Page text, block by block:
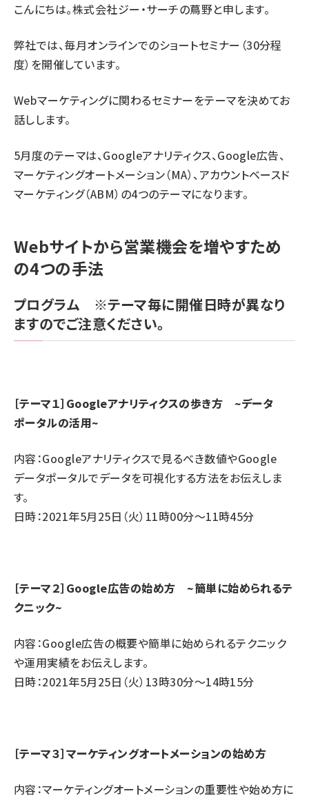
こんにちは。株式会社ジー・サーチの蔦野と申します。
弊社では、毎月オンラインでのショートセミナー（30分程
度）を開催しています。
Webマーケティングに関わるセミナーをテーマを決めてお
話しします。
5月度のテーマは、Googleアナリティクス、Google広告、
マーケティングオートメーション（MA）、アカウントベースド
マーケティング（ABM）の4つのテーマになります。
Webサイトから営業機会を増やすため
の4つの手法
プログラム ※テーマ毎に開催日時が異なり
ますのでご注意ください。
［テーマ１］Googleアナリティクスの歩き方 ~データ
ポータルの活用~
内容：Googleアナリティクスで見るべき数値やGoogle
データポータルでデータを可視化する方法をお伝えしま
す。
日時：2021年5月25日（火）11時00分～11時45分
［テーマ２］Google広告の始め方 ~簡単に始められるテ
クニック~
内容：Google広告の概要や簡単に始められるテクニック
や運用実績をお伝えします。
日時：2021年5月25日（火）13時30分～14時15分
［テーマ３］マーケティングオートメーションの始め方
内容：マーケティングオートメーションの重要性や始め方に